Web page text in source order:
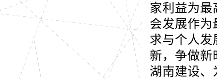
家利益为
会发展作为
求与个人发
新，争做新
湖南建设、